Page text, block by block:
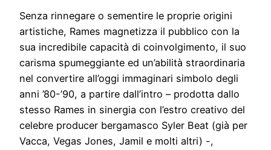
Senza rinnegare o sementire le proprie origini
artistiche, Rames magnetizza il pubblico con la
sua incredibile capacità di coinvolgimento, il suo
carisma spumeggiante ed un’abilità straordinaria
nel convertire all’oggi immaginari simbolo degli
anni ’80-’90, a partire dall’intro – prodotta dallo
stesso Rames in sinergia con l’estro creativo del
celebre producer bergamasco Syler Beat (già per
Vacca, Vegas Jones, Jamil e molti altri) -,